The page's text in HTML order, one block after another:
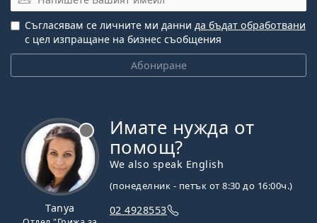
Абониране
Съгласявам се личните ми данни да бъдат обработвани
с цел изпращане на бизнес съобщения
Tanya
Имате нужда от
помощ?
We also speak English
(понеделник - петък от 8:30 до 16:00ч.)
02 4928553